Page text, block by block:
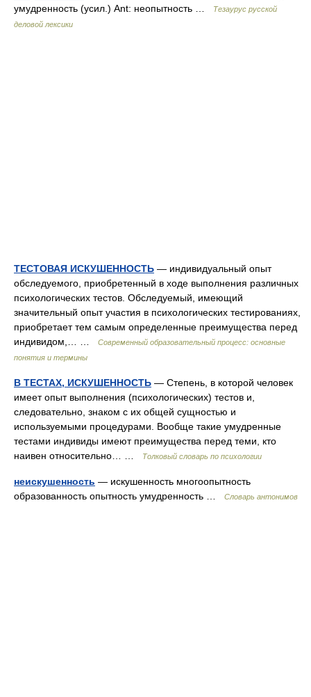
умудренность (усил.) Ant: неопытность …
Тезаурус русской
деловой лексики
ТЕСТОВАЯ ИСКУШЕННОСТЬ — индивидуальный опыт
обследуемого, приобретенный в ходе выполнения различных
психологических тестов. Обследуемый, имеющий
значительный опыт участия в психологических тестированиях,
приобретает тем самым определенные преимущества перед
индивидом,… …
Современный образовательный процесс: основные
понятия и термины
В ТЕСТАХ, ИСКУШЕННОСТЬ — Степень, в которой человек
имеет опыт выполнения (психологических) тестов и,
следовательно, знаком с их общей сущностью и
используемыми процедурами. Вообще такие умудренные
тестами индивиды имеют преимущества перед теми, кто
наивен относительно… …
Толковый словарь по психологии
неискушенность — искушенность многоопытность
образованность опытность умудренность …
Словарь антонимов